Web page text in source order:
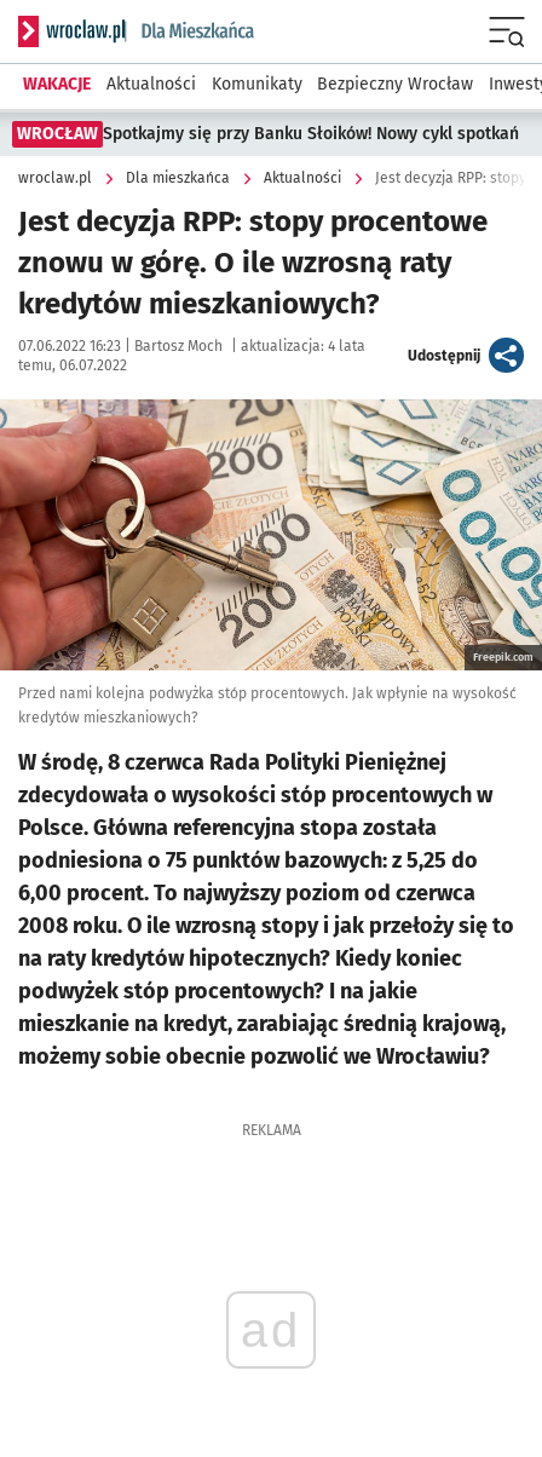
Serwis informacyjny wroclaw.pl podserwis: Dla mieszkańca
WAKACJE Aktualności Komunikaty Bezpieczny Wrocław
WROCŁAW Spotkajmy się przy Banku Słoików! Nowy cykl spotkań
wroclaw.pl Dla mieszkańca Aktualności
Jest decyzja RPP: stopy procentowe
znowu w górę. O ile wzrosną raty
kredytów mieszkaniowych?
Data publikacji:
07.06.2022 16:23 | Autor:
Bartosz Moch aktualizacja: 4 lata
temu, 06.07.2022
Udostępnijartykuł
Kliknij, aby powiększyć
Freepik.com
Przed nami kolejna podwyżka stóp procentowych. Jak wpłynie na wysokość
kredytów mieszkaniowych?
W środę, 8 czerwca Rada Polityki Pieniężnej
zdecydowała o wysokości stóp procentowych w
Polsce. Główna referencyjna stopa została
podniesiona o 75 punktów bazowych: z 5,25 do
6,00 procent. To najwyższy poziom od czerwca
2008 roku. O ile wzrosną stopy i jak przełoży się to
na raty kredytów hipotecznych? Kiedy koniec
podwyżek stóp procentowych? I na jakie
mieszkanie na kredyt, zarabiając średnią krajową,
możemy sobie obecnie pozwolić we Wrocławiu?
REKLAMA
ad